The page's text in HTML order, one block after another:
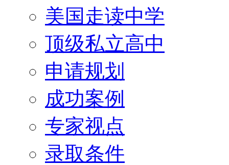
美国走读中学
顶级私立高中
申请规划
成功案例
专家视点
录取条件